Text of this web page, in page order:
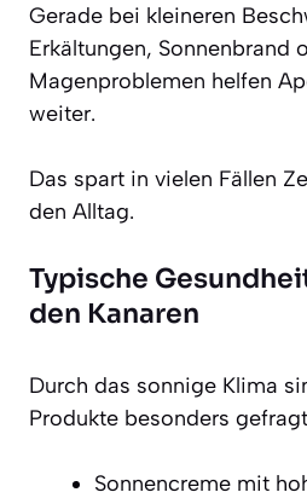
Gerade bei kleineren
Erkältungen, Sonnenbrand
Magenproblemen helfen
weiter.
Das spart in vielen Fällen
den Alltag.
Typische
den Kanaren
Durch das sonnige Klima
Produkte besonders
Sonnencreme mit